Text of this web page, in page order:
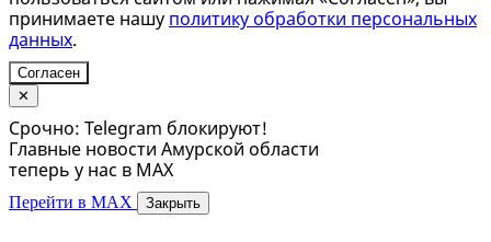
принимаете нашу политику обработки персональных
данных.
Согласен
✕
Срочно: Telegram блокируют!
Главные новости Амурской области
теперь у нас в MAX
Перейти в MAX Закрыть